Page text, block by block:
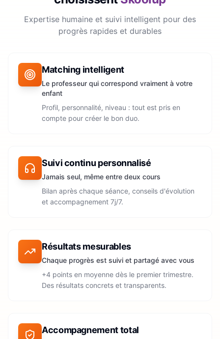
Expertise humaine et suivi intelligent pour des
progrès rapides et durables
Matching intelligent
Le professeur qui correspond vraiment à votre
enfant
Profil, personnalité, niveau : tout est pris en
compte pour créer le bon duo.
Suivi continu personnalisé
Jamais seul, même entre deux cours
Bilan après chaque séance, conseils d'évolution
et accompagnement 7j/7.
Résultats mesurables
Chaque progrès est suivi et partagé avec vous
+4 points en moyenne dès le premier trimestre.
Des résultats concrets et transparents.
Accompagnement total